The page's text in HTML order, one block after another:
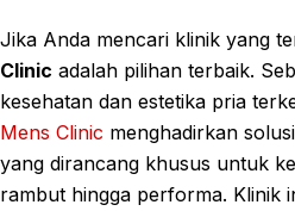
Jika Anda mencari klinik yang
Clinic adalah pilihan terbaik.
kesehatan dan estetika pria
Mens Clinic menghadirkan
yang dirancang khusus untuk
rambut hingga performa. Klinik